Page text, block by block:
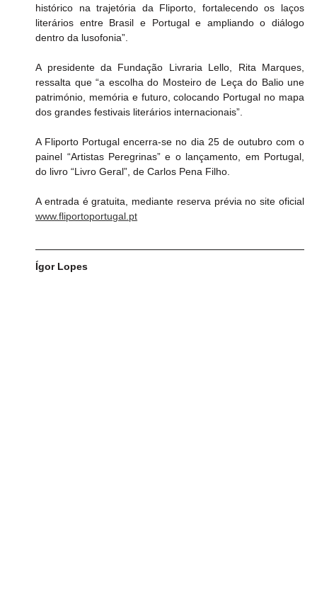
histórico na trajetória da Fliporto, fortalecendo os laços
literários entre Brasil e Portugal e ampliando o diálogo
dentro da lusofonia”.
A presidente da Fundação Livraria Lello, Rita Marques,
ressalta que “a escolha do Mosteiro de Leça do Balio une
património, memória e futuro, colocando Portugal no mapa
dos grandes festivais literários internacionais”.
A Fliporto Portugal encerra-se no dia 25 de outubro com o
painel “Artistas Peregrinas” e o lançamento, em Portugal,
do livro “Livro Geral”, de Carlos Pena Filho.
www.fliportoportugal.pt
Ígor Lopes